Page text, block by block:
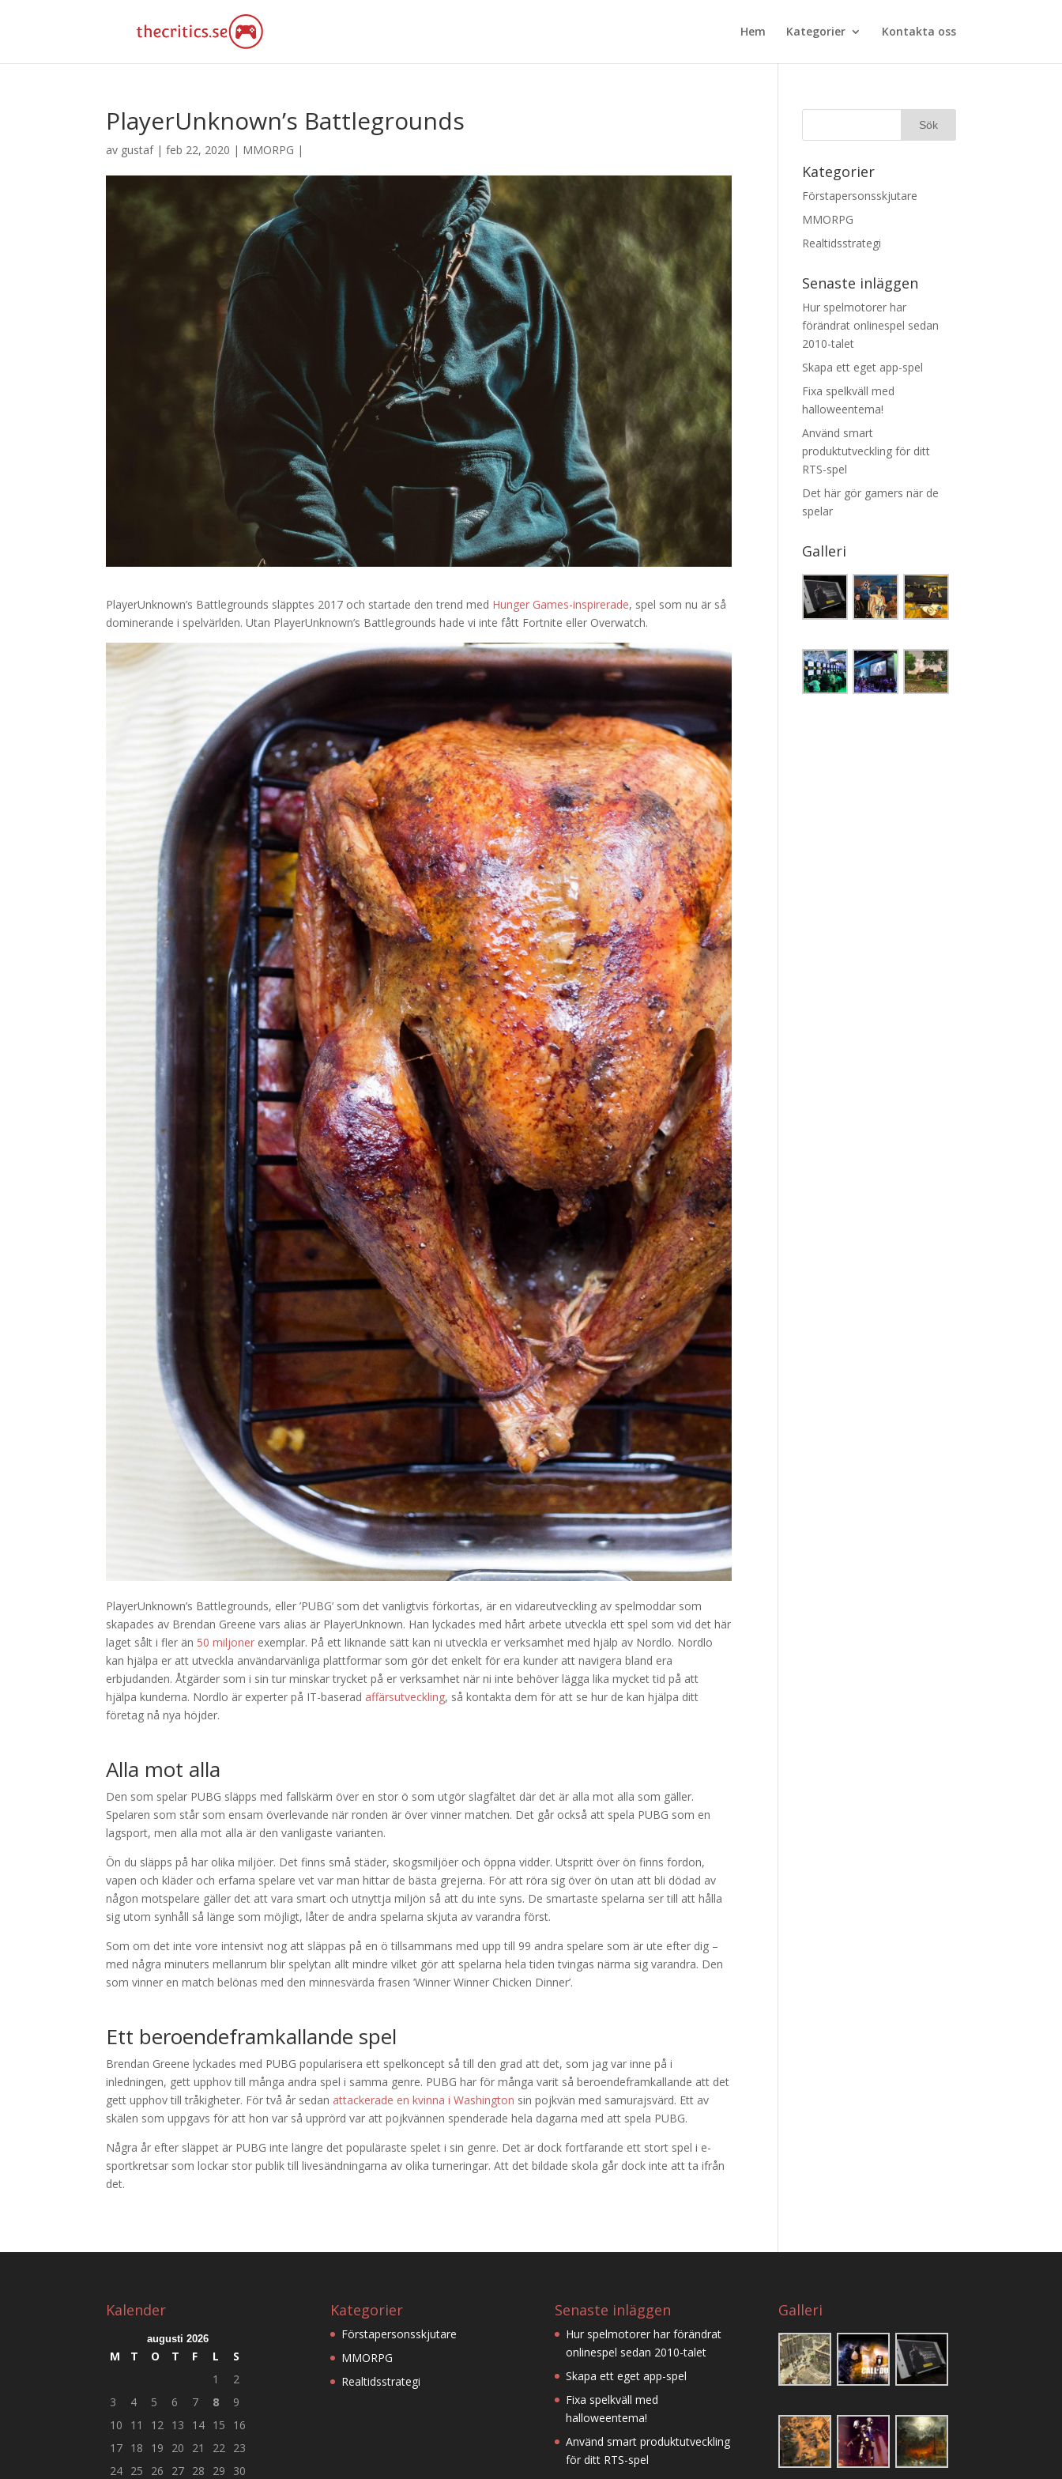
Hem Kategorier Kontakta oss
PlayerUnknown’s Battlegrounds
av gustaf|feb 22, 2020 | MMORPG |
PlayerUnknown’s Battlegrounds släpptes 2017 och startade den trend med Hunger Games-inspirerade, spel som nu är så
dominerande i spelvärlden. Utan PlayerUnknown’s Battlegrounds hade vi inte fått Fortnite eller Overwatch.
PlayerUnknown’s Battlegrounds, eller ’PUBG’ som det vanligtvis förkortas, är en vidareutveckling av spelmoddar som
skapades av Brendan Greene vars alias är PlayerUnknown. Han lyckades med hårt arbete utveckla ett spel som vid det här
laget sålt i fler än 50 miljoner exemplar. På ett liknande sätt kan ni utveckla er verksamhet med hjälp av Nordlo. Nordlo
kan hjälpa er att utveckla användarvänliga plattformar som gör det enkelt för era kunder att navigera bland era
erbjudanden. Åtgärder som i sin tur minskar trycket på er verksamhet när ni inte behöver lägga lika mycket tid på att
hjälpa kunderna. Nordlo är experter på IT-baserad affärsutveckling, så kontakta dem för att se hur de kan hjälpa ditt
företag nå nya höjder.
Alla mot alla
Den som spelar PUBG släpps med fallskärm över en stor ö som utgör slagfältet där det är alla mot alla som gäller.
Spelaren som står som ensam överlevande när ronden är över vinner matchen. Det går också att spela PUBG som en
lagsport, men alla mot alla är den vanligaste varianten.
Ön du släpps på har olika miljöer. Det finns små städer, skogsmiljöer och öppna vidder. Utspritt över ön finns fordon,
vapen och kläder och erfarna spelare vet var man hittar de bästa grejerna. För att röra sig över ön utan att bli dödad av
någon motspelare gäller det att vara smart och utnyttja miljön så att du inte syns. De smartaste spelarna ser till att hålla
sig utom synhåll så länge som möjligt, låter de andra spelarna skjuta av varandra först.
Som om det inte vore intensivt nog att släppas på en ö tillsammans med upp till 99 andra spelare som är ute efter dig –
med några minuters mellanrum blir spelytan allt mindre vilket gör att spelarna hela tiden tvingas närma sig varandra. Den
som vinner en match belönas med den minnesvärda frasen ’Winner Winner Chicken Dinner’.
Ett beroendeframkallande spel
Brendan Greene lyckades med PUBG popularisera ett spelkoncept så till den grad att det, som jag var inne på i
inledningen, gett upphov till många andra spel i samma genre. PUBG har för många varit så beroendeframkallande att det
gett upphov till tråkigheter. För två år sedan attackerade en kvinna i Washington sin pojkvän med samurajsvärd. Ett av
skälen som uppgavs för att hon var så upprörd var att pojkvännen spenderade hela dagarna med att spela PUBG.
Några år efter släppet är PUBG inte längre det populäraste spelet i sin genre. Det är dock fortfarande ett stort spel i e-
sportkretsar som lockar stor publik till livesändningarna av olika turneringar. Att det bildade skola går dock inte att ta ifrån
det.
Kategorier
Förstapersonsskjutare
MMORPG
Realtidsstrategi
Senaste inläggen
Hur spelmotorer har
förändrat onlinespel sedan
2010-talet
Skapa ett eget app-spel
Fixa spelkväll med
halloweentema!
Använd smart
produktutveckling för ditt
RTS-spel
Det här gör gamers när de
spelar
Galleri
Kalender
augusti 2026
M T O T F L
S
1
2
3
4 5 6 7 8
9
10
11 12 13 14 15
16
17 18 19 20 21 22 23
24 25 26 27 28 29 30
Kategorier
Förstapersonsskjutare
MMORPG
Realtidsstrategi
Senaste inläggen
Hur spelmotorer har förändrat
onlinespel sedan 2010-talet
Skapa ett eget app-spel
Fixa spelkväll med
halloweentema!
Använd smart produktutveckling
för ditt RTS-spel
Galleri